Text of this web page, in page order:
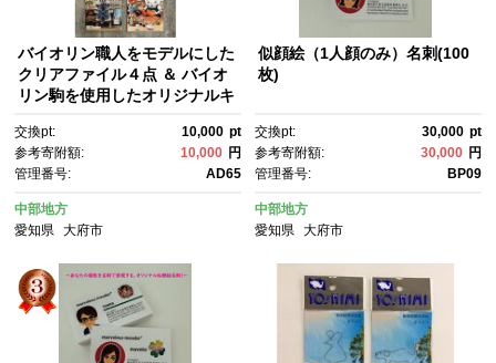
バイオリン職人をモデルにした
クリアファイル４点 ＆ バイオ
リン駒を使用したオリジナルキ
交換pt: 10,000 pt
参考寄附額:
10,000 円
管理番号:
AD65
中部地方
愛知県
大府市
似顔絵（1人顔のみ）名刺(100
枚)
交換pt: 30,000 pt
参考寄附額:
30,000 円
管理番号:
BP09
中部地方
愛知県 大府市